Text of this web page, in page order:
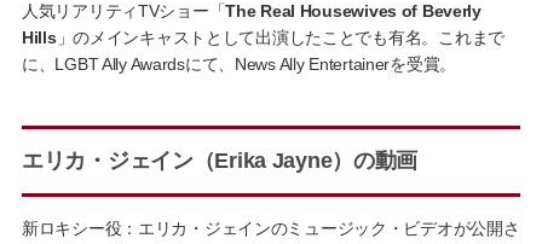
人気リアリティTVショー「The Real Housewives of Beverly
Hills 」のメインキャストとして出演したことでも有名。これまで
に、LGBT Ally Awardsにて、News Ally Entertainerを受賞。
エリカ・ジェイン（Erika Jayne）の動画
新ロキシー役：エリカ・ジェインのミュージック・ビデオが公開さ